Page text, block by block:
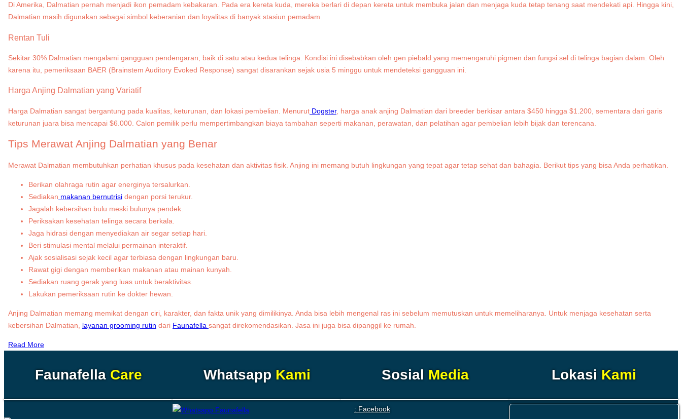
Di Amerika, Dalmatian pernah menjadi ikon pemadam kebakaran. Pada era kereta kuda, mereka berlari di depan kereta untuk membuka jalan dan menjaga kuda tetap tenang saat mendekati api. Hingga kini,
Dalmatian masih digunakan sebagai simbol keberanian dan loyalitas di banyak stasiun pemadam.
Rentan Tuli
Sekitar 30% Dalmatian mengalami gangguan pendengaran, baik di satu atau kedua telinga. Kondisi ini disebabkan oleh gen piebald yang memengaruhi pigmen dan fungsi sel di telinga bagian dalam. Oleh
karena itu, pemeriksaan BAER (Brainstem Auditory Evoked Response) sangat disarankan sejak usia 5 minggu untuk mendeteksi gangguan ini.
Harga Anjing Dalmatian yang Variatif
Harga Dalmatian sangat bergantung pada kualitas, keturunan, dan lokasi pembelian. Menurut Dogster, harga anak anjing Dalmatian dari breeder berkisar antara $450 hingga $1.200, sementara dari garis
keturunan juara bisa mencapai $6.000. Calon pemilik perlu mempertimbangkan biaya tambahan seperti makanan, perawatan, dan pelatihan agar pembelian lebih bijak dan terencana.
Tips Merawat Anjing Dalmatian yang Benar
Merawat Dalmatian membutuhkan perhatian khusus pada kesehatan dan aktivitas fisik. Anjing ini memang butuh lingkungan yang tepat agar tetap sehat dan bahagia. Berikut tips yang bisa Anda perhatikan.
Berikan olahraga rutin agar energinya tersalurkan.
Sediakan makanan bernutrisi dengan porsi terukur.
Jagalah kebersihan bulu meski bulunya pendek.
Periksakan kesehatan telinga secara berkala.
Jaga hidrasi dengan menyediakan air segar setiap hari.
Beri stimulasi mental melalui permainan interaktif.
Ajak sosialisasi sejak kecil agar terbiasa dengan lingkungan baru.
Rawat gigi dengan memberikan makanan atau mainan kunyah.
Sediakan ruang gerak yang luas untuk beraktivitas.
Lakukan pemeriksaan rutin ke dokter hewan.
Anjing Dalmatian memang memikat dengan ciri, karakter, dan fakta unik yang dimilikinya. Anda bisa lebih mengenal ras ini sebelum memutuskan untuk memeliharanya. Untuk menjaga kesehatan serta
kebersihan Dalmatian, layanan grooming rutin dari Faunafella sangat direkomendasikan. Jasa ini juga bisa dipanggil ke rumah.
Read More
FaunafellaCare WhatsappKami Sosial Media
: Facebook
Lokasi Kami